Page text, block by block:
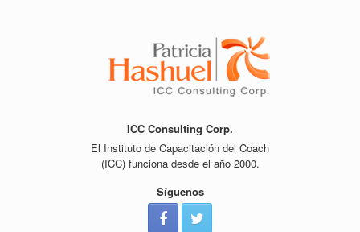
ICC Consulting Corp.
El Instituto de Capacitación del Coach
(ICC) funciona desde el año 2000.
Síguenos